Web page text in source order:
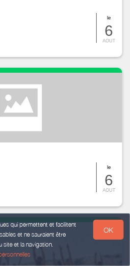
qui permettent et facilitent
et ne sauraient être
site et la navigation.
OK
le
6
AOUT
le
6
AOUT